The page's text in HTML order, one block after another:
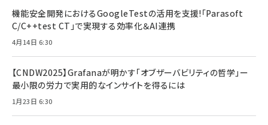
機能安全開発におけるGoogleTestの活用を支援!「Parasoft
C/C++test CT」で実現する効率化＆AI連携
4月14日 6:30
【CNDW2025】Grafanaが明かす「オブザーバビリティの哲学」ー
最小限の労力で実用的なインサイトを得るには
1月23日 6:30